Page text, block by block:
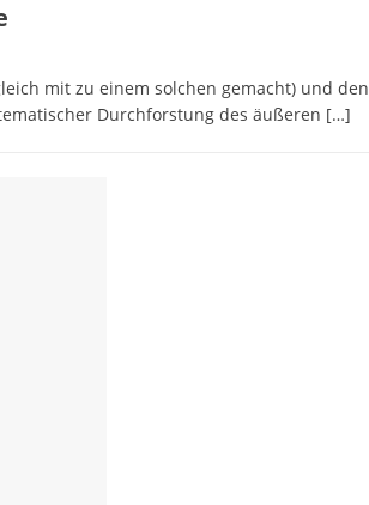
mit zu einem solchen gemacht) und den
Durchforstung des äußeren […]